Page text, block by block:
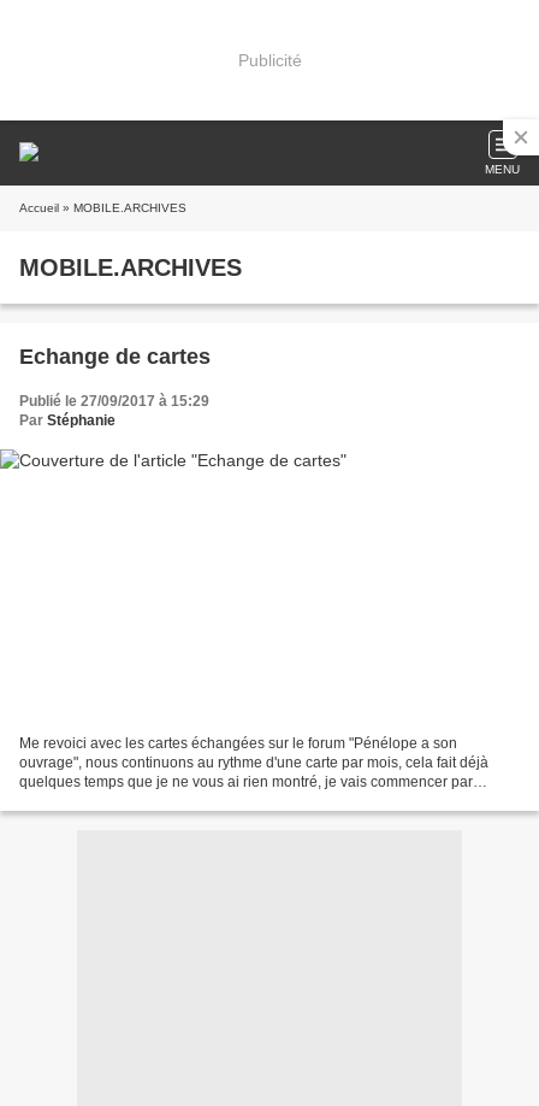
Publicité
MENU
Accueil » MOBILE.ARCHIVES
MOBILE.ARCHIVES
Echange de cartes
Publié le 27/09/2017 à 15:29
Par Stéphanie
Me revoici avec les cartes échangées sur le forum "Pénélope a son
ouvrage", nous continuons au rythme d'une carte par mois, cela fait déjà
quelques temps que je ne vous ai rien montré, je vais commencer par